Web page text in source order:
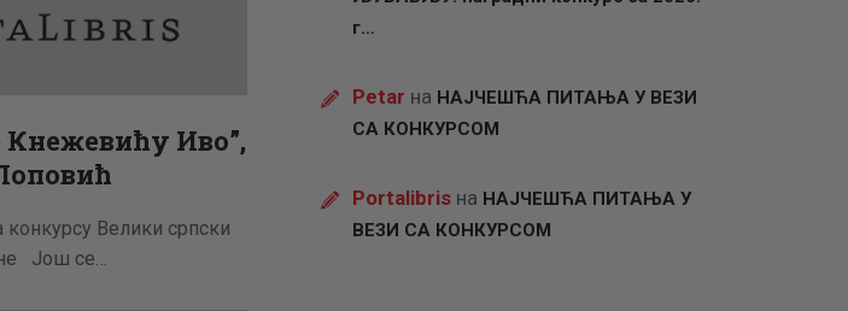
Кнежевићу Иво”,
конкурсу Велики српски
Још се…
г…
Petar на НАЈЧЕШЋА ПИТАЊА У ВЕЗИ
СА КОНКУРСОМ
Portalibris на НАЈЧЕШЋА ПИТАЊА У
ВЕЗИ СА КОНКУРСОМ